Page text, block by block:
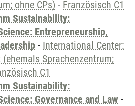
ohne CPs) - Französisch C1
Sustainability:
Entrepreneurship,
- International Center:
(ehemals Sprachenzentrum;
C1
Sustainability:
Governance and Law -